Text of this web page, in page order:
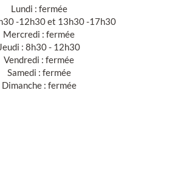
Lundi : fermée
-12h30 et 13h30 -17h30
Mercredi : fermée
Jeudi : 8h30 - 12h30
Vendredi : fermée
Samedi : fermée
Dimanche : fermée